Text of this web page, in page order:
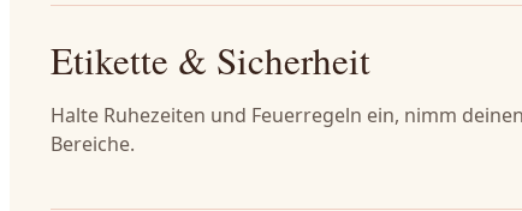
Etikette & Sicherheit
Halte Ruhezeiten und Feuerregeln ein, nimm
Bereiche.